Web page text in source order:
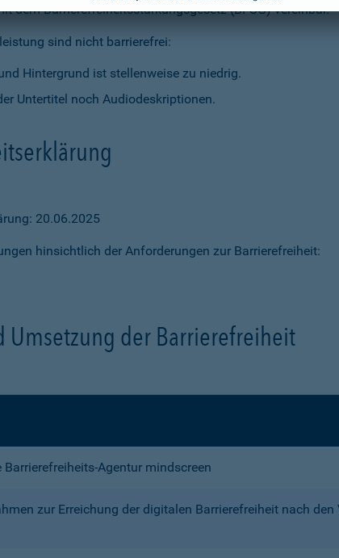
dem Barrierefreiheitsstärkungsgesetz (BFSG) vereinbar.
sind nicht barrierefrei:
Hintergrund ist stellenweise zu niedrig.
Untertitel noch Audiodeskriptionen.
20.06.2025
hinsichtlich der Anforderungen zur Barrierefreiheit:
Umsetzung der Barrierefreiheit
Agentur mindscreen
zur Erreichung der digitalen Barrierefreiheit nach